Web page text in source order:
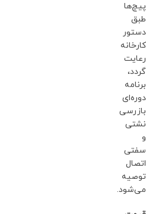
پیچ‌ها
طبق
دستور
کارخانه
رعایت
گردد،
برنامه
دوره‌ای
بازرسی
نشتی
و
سفتی
اتصال
توصیه
می‌شود.